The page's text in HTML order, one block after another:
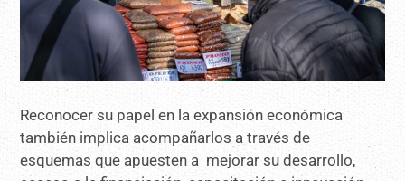
Reconocer su papel en la expansión económica
también implica acompañarlos a través de
esquemas que apuesten a mejorar su desarrollo,